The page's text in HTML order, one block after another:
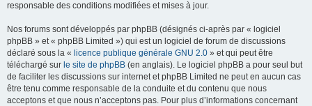
responsable des conditions modifiées et mises à jour.
Nos forums sont développés par phpBB (désignés ci-après par « logiciel
phpBB » et « phpBB Limited ») qui est un logiciel de forum de discussions
déclaré sous la « licence publique générale GNU 2.0 » et qui peut être
téléchargé sur le site de phpBB (en anglais). Le logiciel phpBB a pour seul but
de faciliter les discussions sur internet et phpBB Limited ne peut en aucun cas
être tenu comme responsable de la conduite et du contenu que nous
acceptons et que nous n’acceptons pas. Pour plus d’informations concernant